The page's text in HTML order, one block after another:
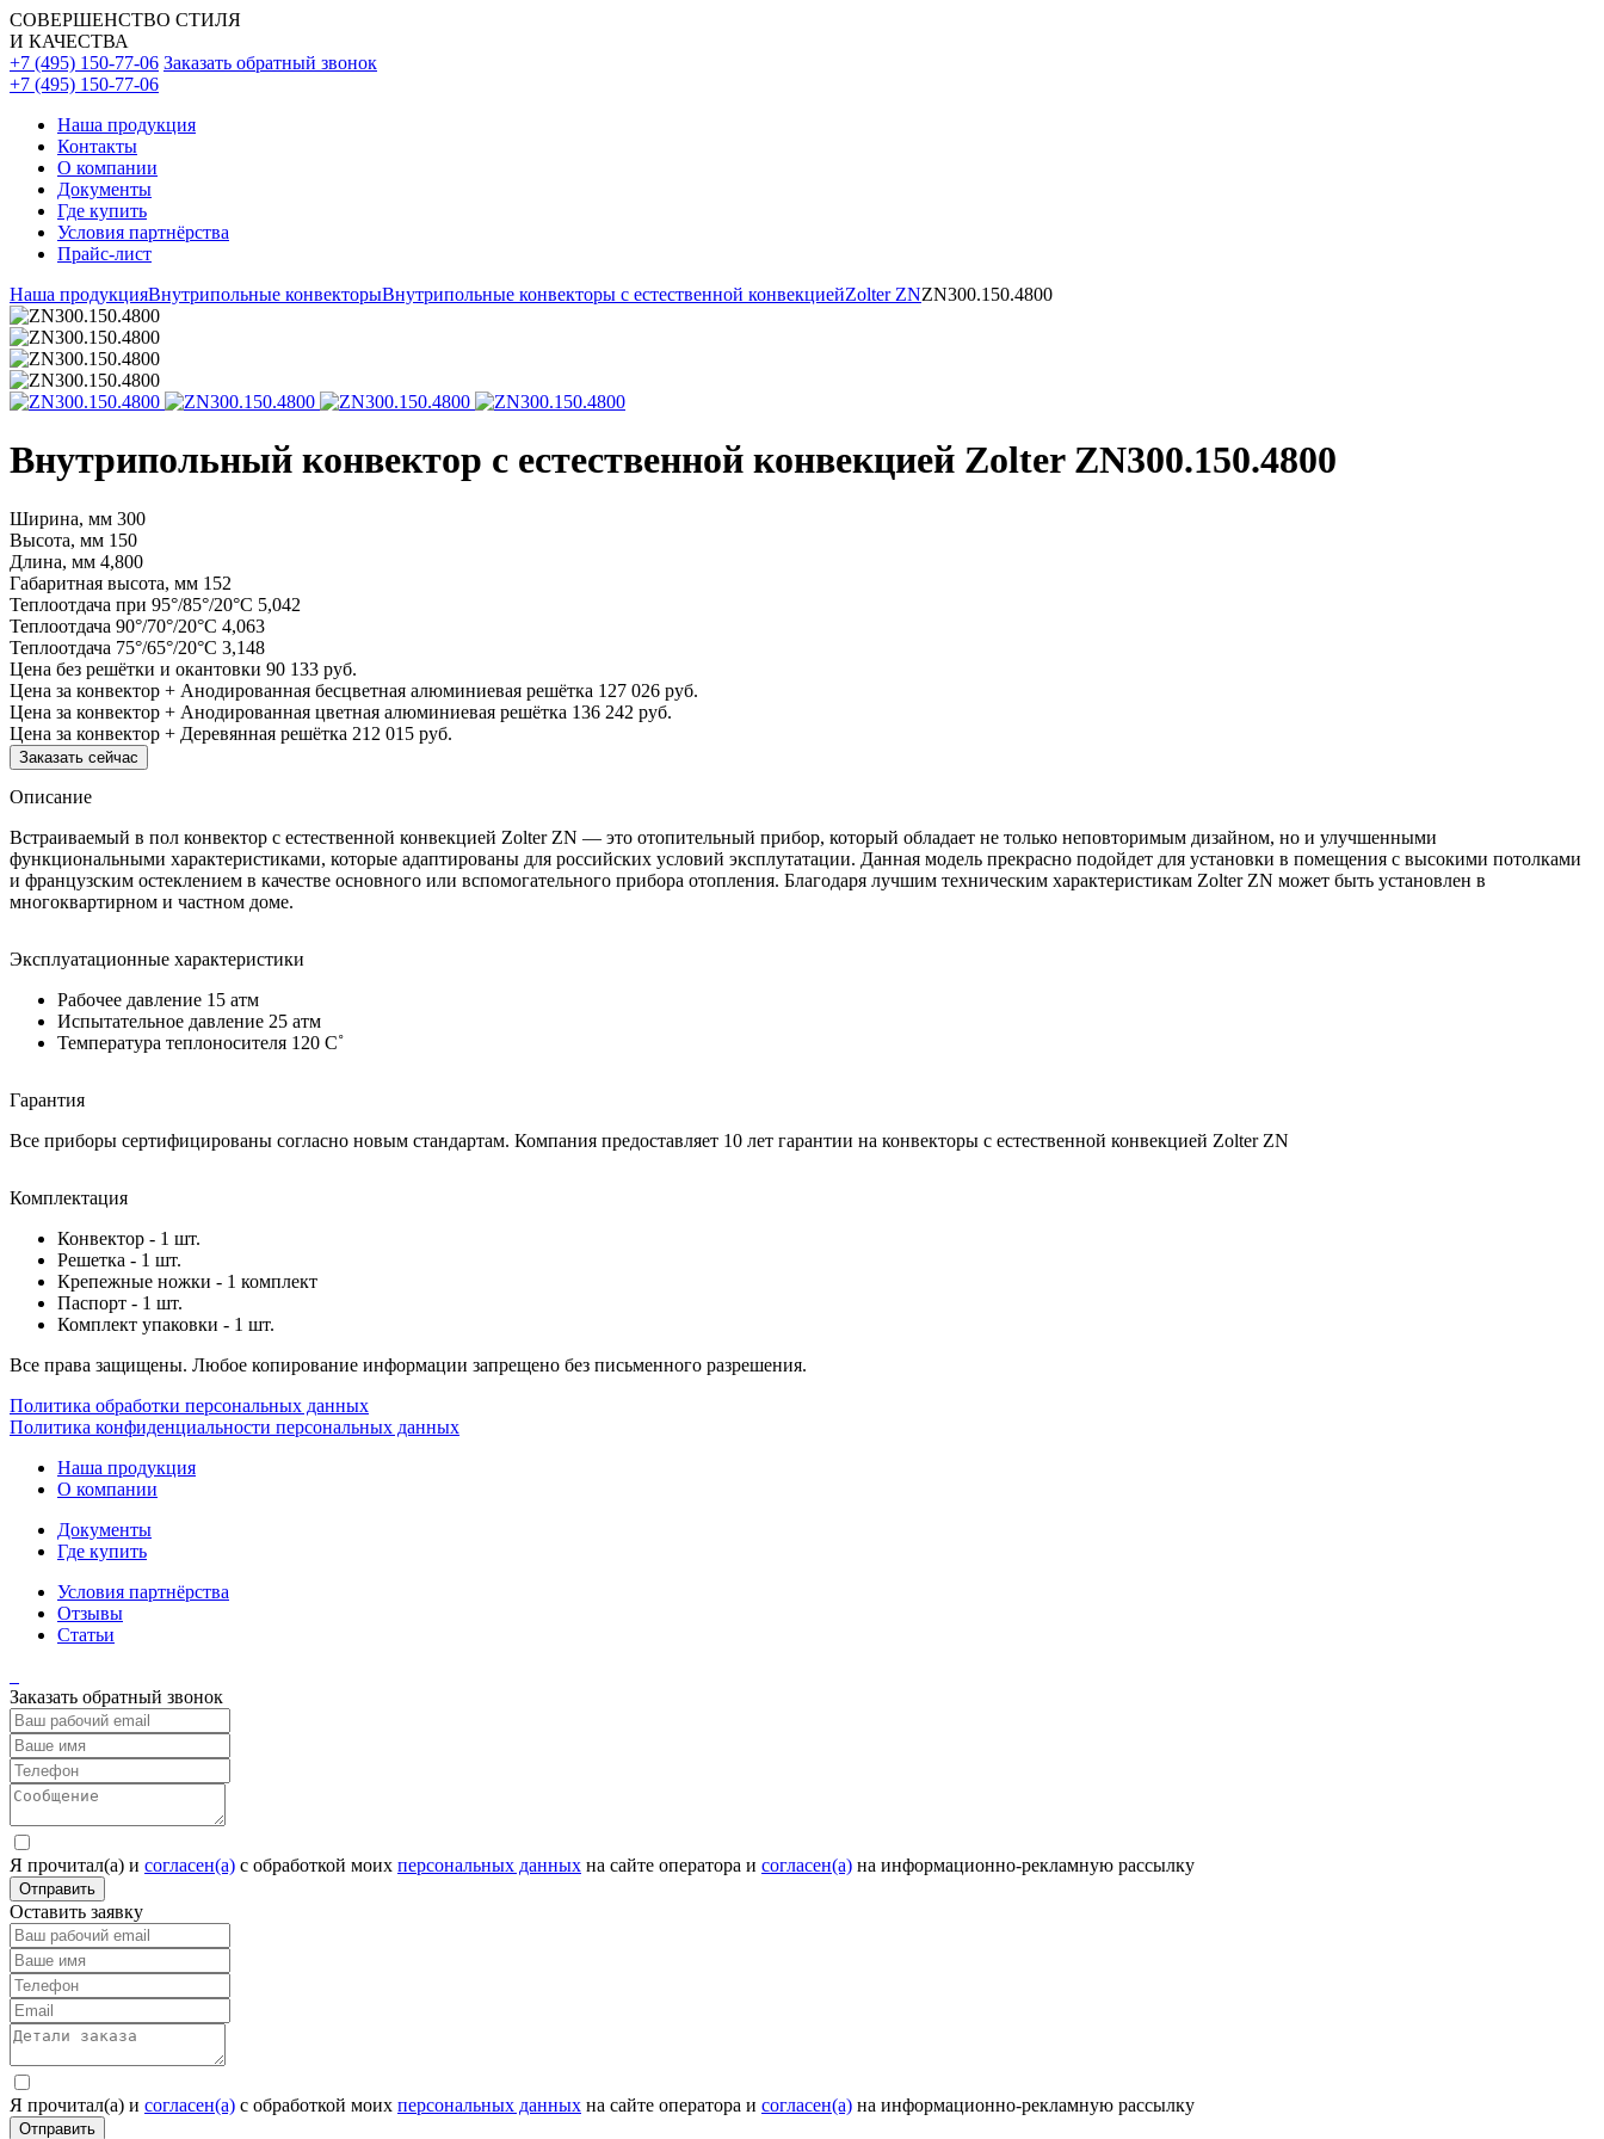
СОВЕРШЕНСТВО СТИЛЯ
И КАЧЕСТВА
+7 (495) 150-77-06 Заказать обратный звонок
+7 (495) 150-77-06
Наша продукция
Контакты
О компании
Документы
Где купить
Условия партнёрства
Прайс-лист
Наша продукцияВнутрипольные конвекторыВнутрипольные конвекторы с естественной конвекциейZolter ZNZN300.150.4800
Внутрипольный конвектор с естественной конвекцией Zolter ZN300.150.4800
Ширина, мм 300
Высота, мм 150
Длина, мм 4,800
Габаритная высота, мм 152
Теплоотдача при 95°/85°/20°С 5,042
Теплоотдача 90°/70°/20°С 4,063
Теплоотдача 75°/65°/20°С 3,148
Цена без решётки и окантовки 90 133 руб.
Цена за конвектор + Анодированная бесцветная алюминиевая решётка 127 026 руб.
Цена за конвектор + Анодированная цветная алюминиевая решётка 136 242 руб.
Цена за конвектор + Деревянная решётка 212 015 руб.
Заказать сейчас
Описание
Встраиваемый в пол конвектор с естественной конвекцией Zolter ZN — это отопительный прибор, который обладает не только неповторимым дизайном, но и улучшенными
функциональными характеристиками, которые адаптированы для российских условий эксплутатации. Данная модель прекрасно подойдет для установки в помещения с высокими потолками
и французским остеклением в качестве основного или вспомогательного прибора отопления. Благодаря лучшим техническим характеристикам Zolter ZN может быть установлен в
многоквартирном и частном доме.
Эксплуатационные характеристики
Рабочее давление 15 атм
Испытательное давление 25 атм
Температура теплоносителя 120 C˚
Гарантия
Все приборы сертифицированы согласно новым стандартам. Компания предоставляет 10 лет гарантии на конвекторы с естественной конвекцией Zolter ZN
Комплектация
Конвектор - 1 шт.
Решетка - 1 шт.
Крепежные ножки - 1 комплект
Паспорт - 1 шт.
Комплект упаковки - 1 шт.
Все права защищены. Любое копирование информации запрещено без письменного разрешения.
Политика обработки персональных данных
Политика конфиденциальности персональных данных
Наша продукция
О компании
Документы
Где купить
Условия партнёрства
Отзывы
Статьи
Заказать обратный звонок
Я прочитал(а) и согласен(а) c обработкой моих персональных данных на сайте оператора и согласен(а) на информационно-рекламную рассылку
Отправить
Оставить заявку
Я прочитал(а) и согласен(а) c обработкой моих персональных данных на сайте оператора и согласен(а) на информационно-рекламную рассылку
Отправить